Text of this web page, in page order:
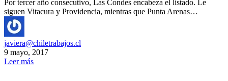
Por tercer año consecutivo, Las Condes encabeza el listado. Le
siguen Vitacura y Providencia, mientras que Punta Arenas…
javiera@chiletrabajos.cl
9 mayo, 2017
Leer más